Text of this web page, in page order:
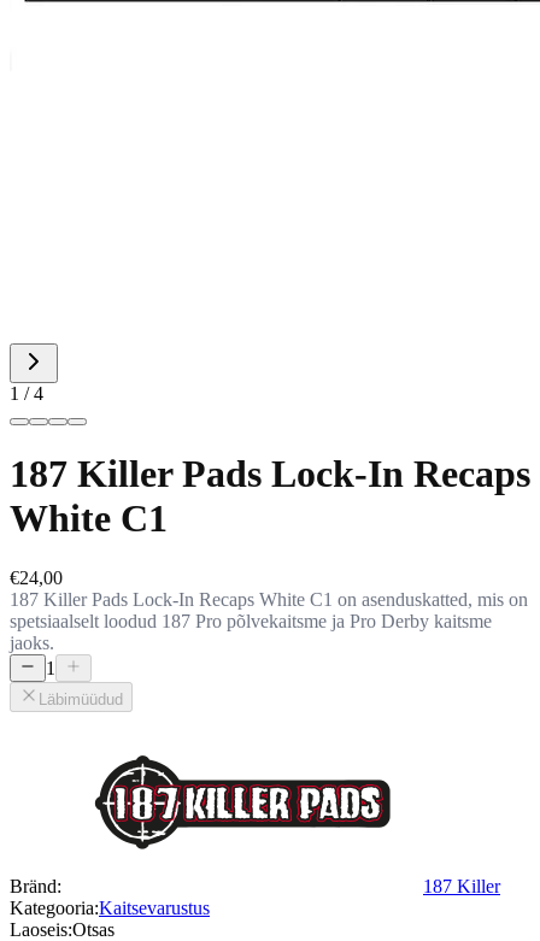
1 / 4
187 Killer Pads Lock-In Recaps
White C1
€24,00
187 Killer Pads Lock-In Recaps White C1 on asenduskatted, mis on
spetsiaalselt loodud 187 Pro põlvekaitsme ja Pro Derby kaitsme
jaoks.
1
Läbimüüdud
Bränd:
187 Killer
Kategooria:Kaitsevarustus
Laoseis:Otsas